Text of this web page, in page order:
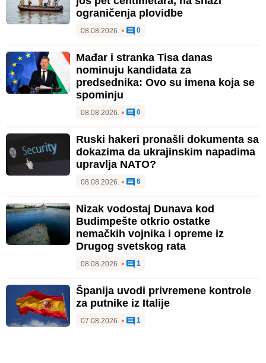
ograničenja plovidbe
08.08.2026. • 0
Mađar i stranka Tisa danas
nominuju kandidata za
predsednika: Ovo su imena koja se
spominju
08.08.2026. • 0
Ruski hakeri pronašli dokumenta sa
dokazima da ukrajinskim napadima
upravlja NATO?
08.08.2026. • 6
Nizak vodostaj Dunava kod
Budimpešte otkrio ostatke
nemačkih vojnika i opreme iz
Drugog svetskog rata
08.08.2026. • 1
Španija uvodi privremene kontrole
za putnike iz Italije
07.08.2026. • 1